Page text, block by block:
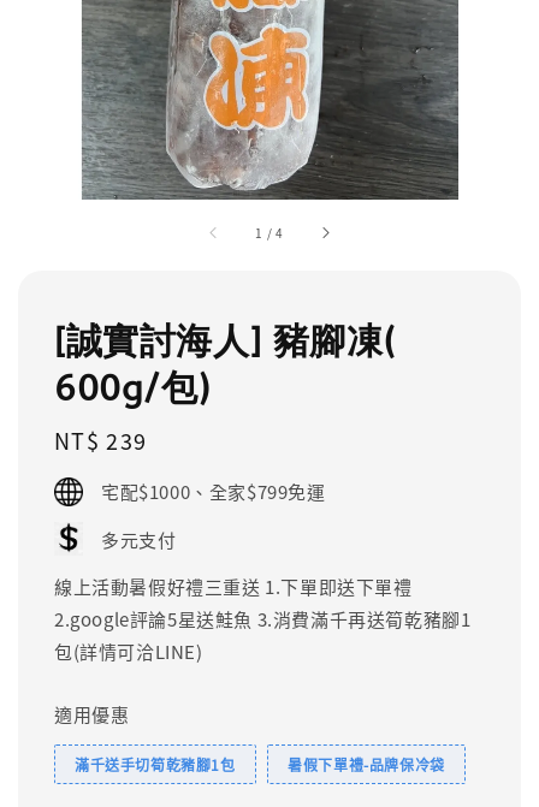
1 /4
[誠實討海人] 豬腳凍(
600g/包)
Regular
price
NT$ 239
宅配$1000、全家$799免運
多元支付
線上活動暑假好禮三重送 1.下單即送下單禮
2.google評論5星送鮭魚 3.消費滿千再送筍乾豬腳1
包(詳情可洽LINE)
適用優惠
滿千送手切筍乾豬腳1包 暑假下單禮-品牌保冷袋